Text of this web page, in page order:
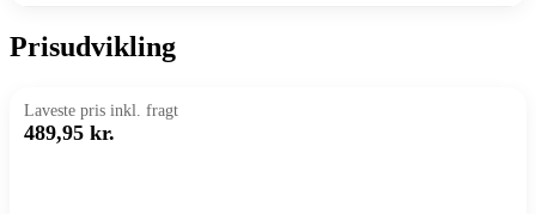
Prisudvikling
Laveste pris inkl. fragt
489,95 kr.